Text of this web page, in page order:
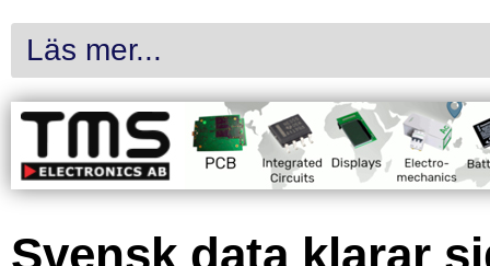
Läs mer...
Svensk data klarar